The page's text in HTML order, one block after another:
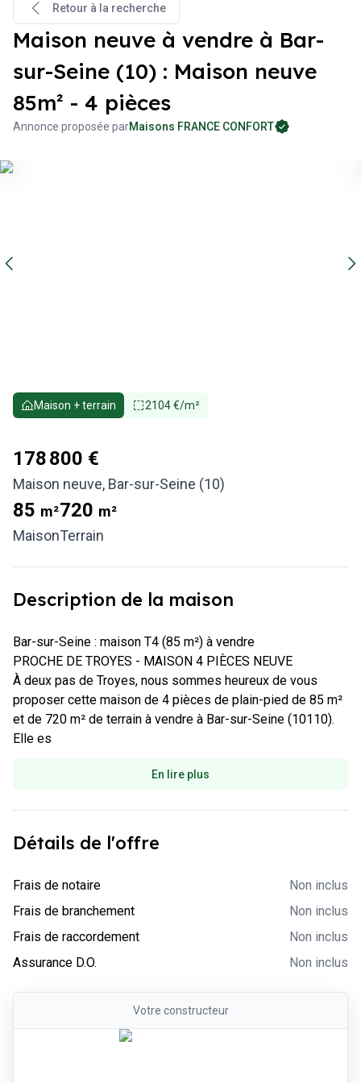
TROYES est là pour vous accompagner dans tous vos projets
immobiliers.
Retour à la recherche
Maison neuve à vendre à Bar-
sur-Seine (10) : Maison neuve
85m² - 4 pièces
Annonce proposée parMaisons FRANCE CONFORT
Maison + terrain 2104 €/m²
178 800 €
Maison neuve, Bar-sur-Seine (10)
85 m²
Maison
720 m²
Terrain
Description de la maison
Bar-sur-Seine : maison T4 (85 m²) à vendre
PROCHE DE TROYES - MAISON 4 PIÈCES NEUVE
À deux pas de Troyes, nous sommes heureux de vous
proposer cette maison de 4 pièces de plain-pied de 85 m²
et de 720 m² de terrain à vendre à Bar-sur-Seine (10110).
Elle es
En lire plus
Détails de l'offre
Frais de notaire-
Non inclus
Frais de branchement-
Non inclus
Frais de raccordement-
Non inclus
Assurance D.O.
Non inclus
Votre constructeur